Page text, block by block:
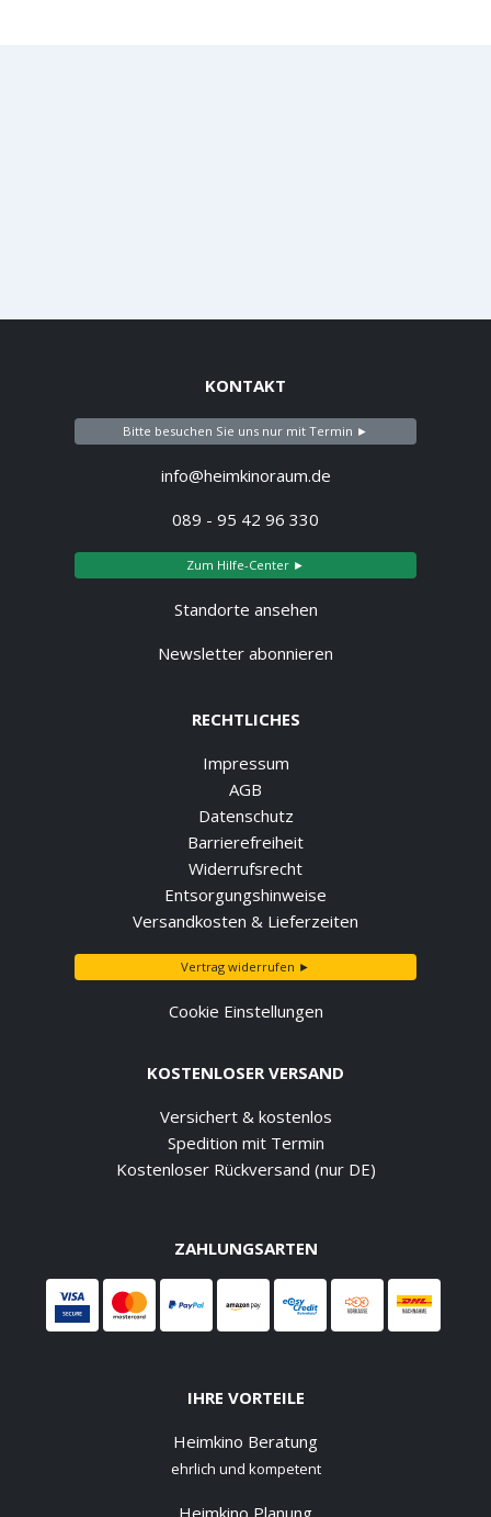
KONTAKT
Bitte besuchen Sie uns nur mit Termin ►
info@heimkinoraum.de
089 - 95 42 96 330
Zum Hilfe-Center ►
Standorte ansehen
Newsletter abonnieren
RECHTLICHES
Impressum
AGB
Datenschutz
Barrierefreiheit
Widerrufsrecht
Entsorgungshinweise
Versandkosten & Lieferzeiten
Vertrag widerrufen ►
Cookie Einstellungen
KOSTENLOSER VERSAND
Versichert & kostenlos
Spedition mit Termin
Kostenloser Rückversand (nur DE)
ZAHLUNGSARTEN
IHRE VORTEILE
Heimkino Beratung
ehrlich und kompetent
Heimkino Planung